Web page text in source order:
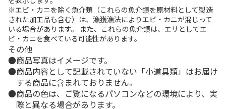
※エビ・カニを除く魚介類（これらの魚介類を原材料として製造
された加工品も含む）は、漁獲漁法によりエビ・カニが混じって
いる場合があります。 また、これらの魚介類は、エサとしてエ
ビ・カニを食べている可能性があります。
その他
商品写真はイメージです。
商品内容として記載されていない「小道具類」はお届け
する商品に含まれておりません。
商品の色は、ご覧になるパソコンなどの環境により、実
際と異なる場合があります。